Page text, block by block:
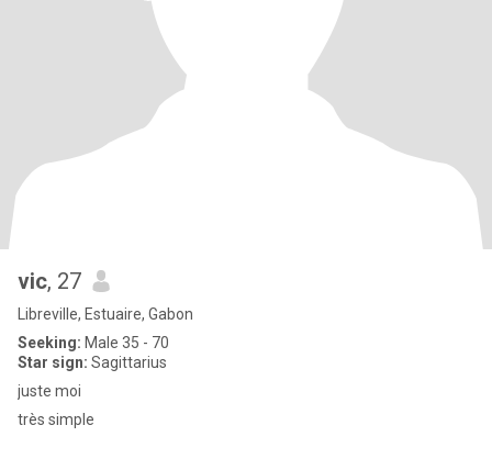
vic, 27
Libreville, Estuaire, Gabon
Seeking: Male 35 - 70
Star sign: Sagittarius
juste moi
très simple